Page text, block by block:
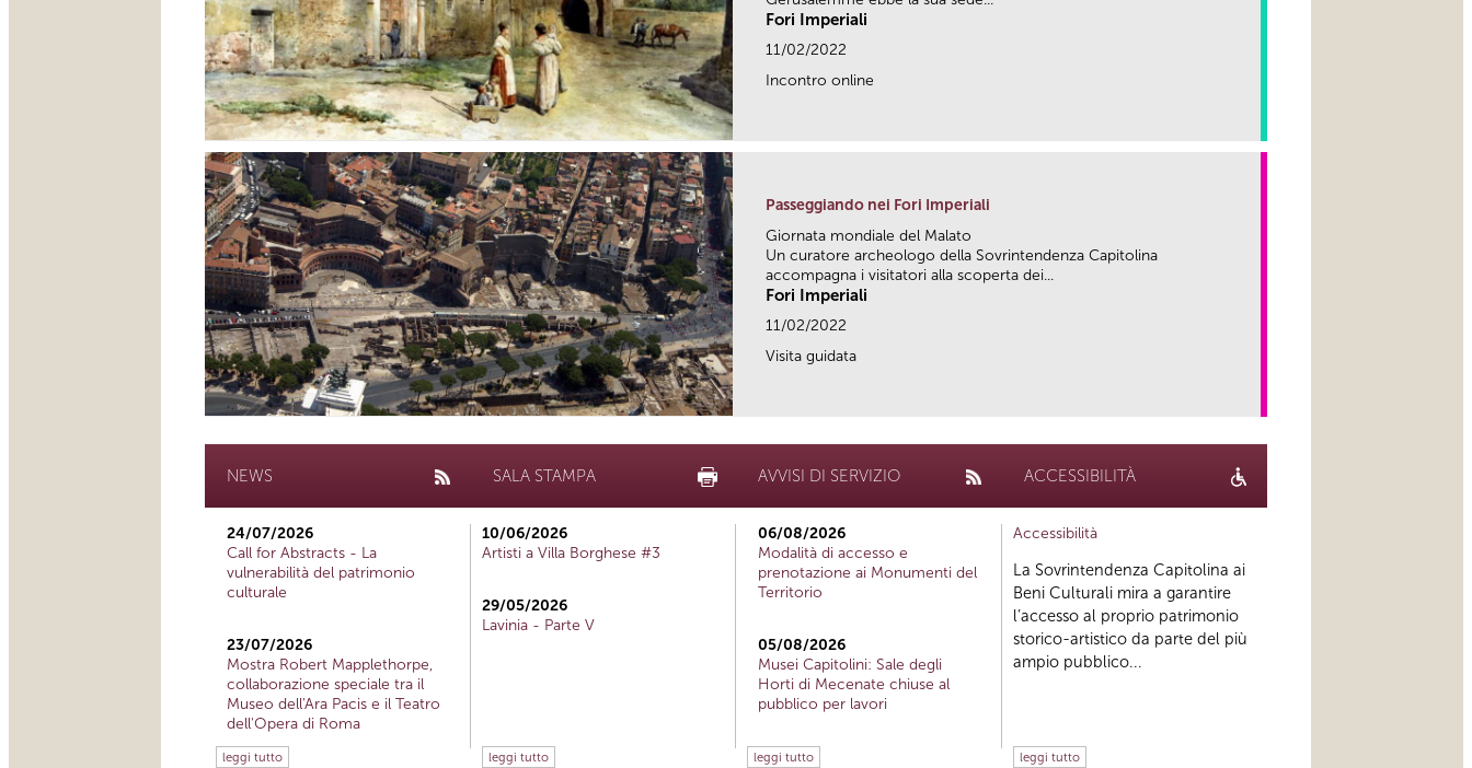
Fori Imperiali
11/02/2022
Incontro online
Passeggiando nei Fori Imperiali
Giornata mondiale del Malato
Un curatore archeologo della Sovrintendenza Capitolina
accompagna i visitatori alla scoperta dei...
Fori Imperiali
11/02/2022
Visita guidata
NEWS
24/07/2026
Call for Abstracts - La
vulnerabilità del patrimonio
culturale
23/07/2026
Mostra Robert Mapplethorpe,
collaborazione speciale tra il
Museo dell'Ara Pacis e il Teatro
dell'Opera di Roma
leggi tutto
SALA STAMPA
10/06/2026
Artisti a Villa Borghese #3
29/05/2026
Lavinia - Parte V
leggi tutto
AVVISI DI SERVIZIO
06/08/2026
Modalità di accesso e
prenotazione ai Monumenti del
Territorio
05/08/2026
Musei Capitolini: Sale degli
Horti di Mecenate chiuse al
pubblico per lavori
leggi tutto
ACCESSIBILITÀ
Accessibilità
La Sovrintendenza Capitolina ai
Beni Culturali mira a garantire
l’accesso al proprio patrimonio
storico-artistico da parte del più
ampio pubblico...
leggi tutto